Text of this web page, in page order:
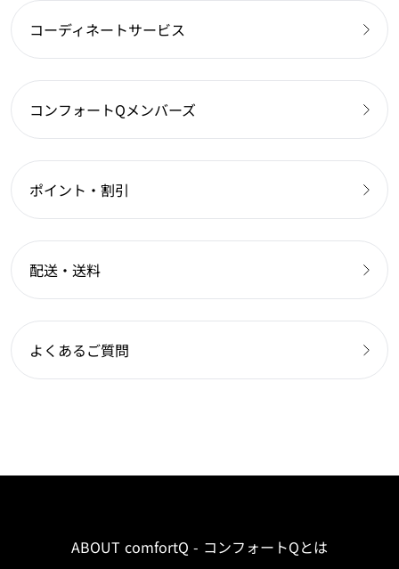
コーディネートサービス
コンフォートQメンバーズ
ポイント・割引
配送・送料
よくあるご質問
ABOUT comfortQ - コンフォートQとは